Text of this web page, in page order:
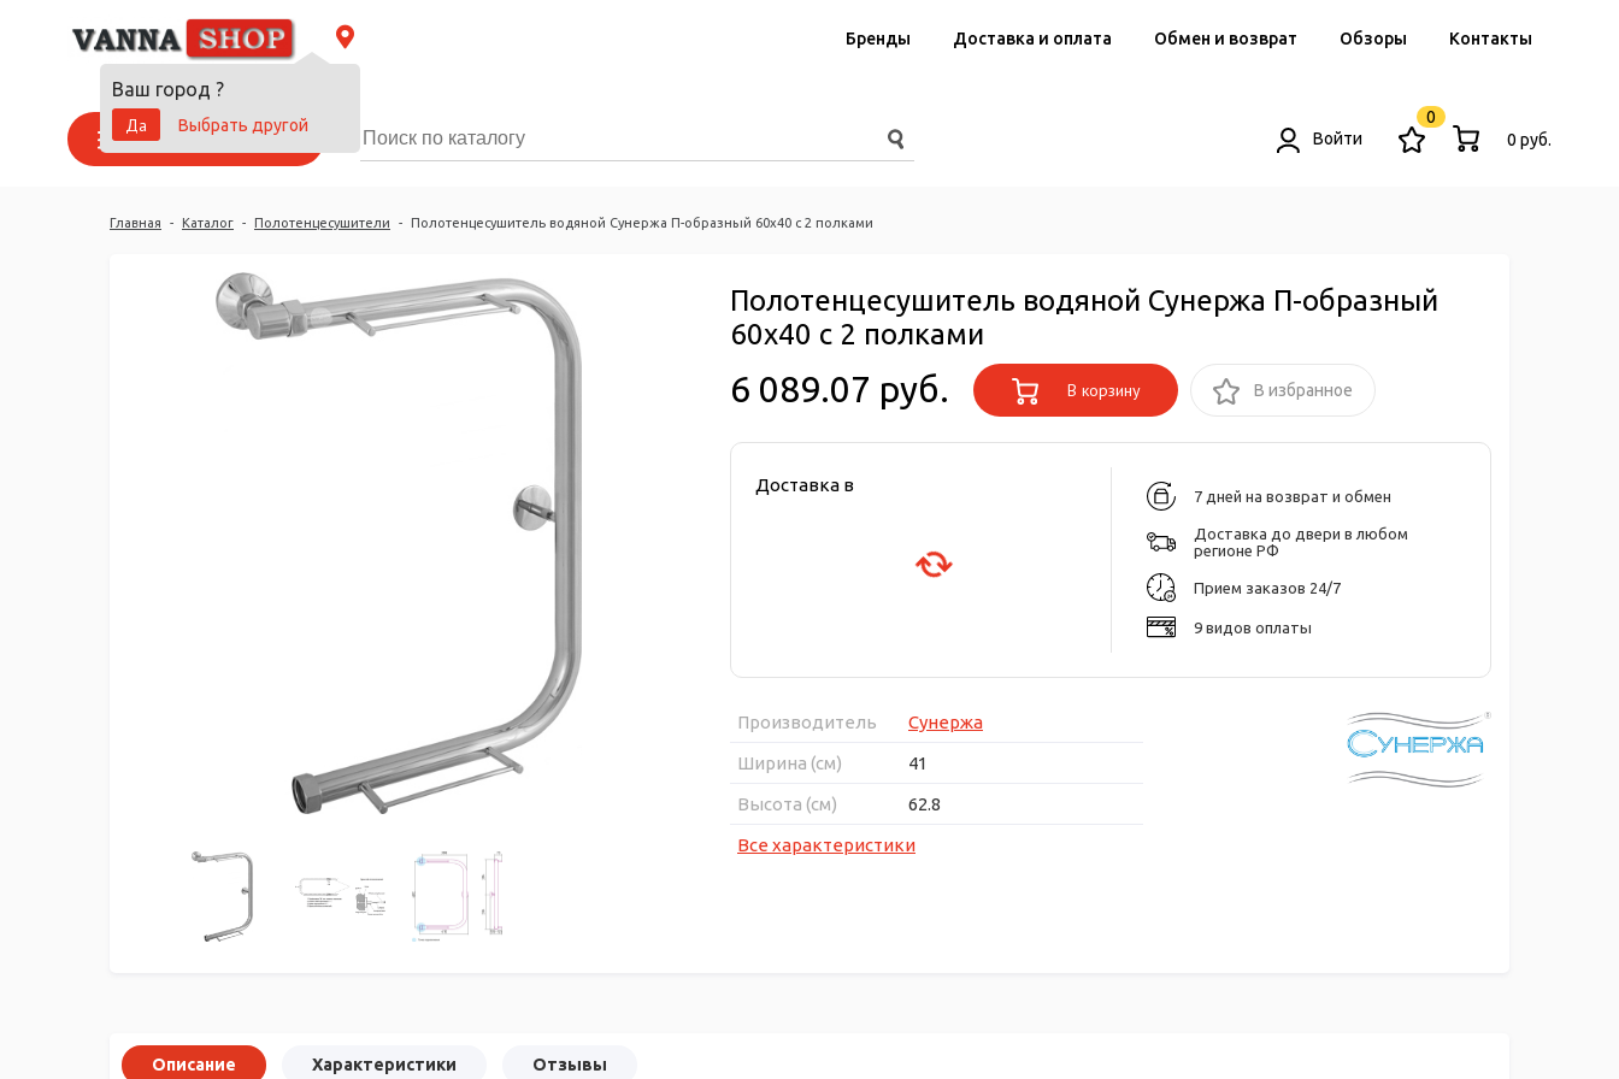
Ваш город ?
Да
Выбрать другой
Бренды Доставка и оплата Обмен и возврат Обзоры Контакты
Каталог товаров Войти
0
0 руб.
Главная - Каталог - Полотенцесушители - Полотенцесушитель водяной Сунержа П-образный 60x40 с 2 полками
Полотенцесушитель водяной Сунержа П-образный
60x40 с 2 полками
6 089.07 руб. В корзину В избранное
Доставка в
7 дней на возврат и обмен
Доставка до двери в любом
регионе РФ
Прием заказов 24/7
9 видов оплаты
Производитель
Сунержа
Ширина (см)
41
Высота (см)
62.8
Все характеристики
Описание Характеристики Отзывы